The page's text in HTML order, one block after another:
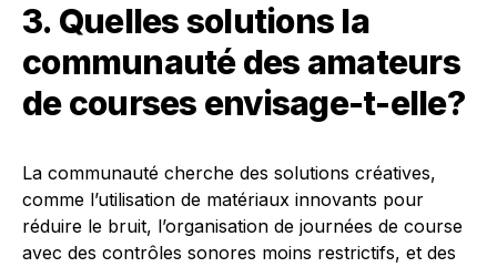
3. Quelles solutions la
communauté des amateurs
de courses envisage-t-elle?
La communauté cherche des solutions créatives,
comme l’utilisation de matériaux innovants pour
réduire le bruit, l’organisation de journées de course
avec des contrôles sonores moins restrictifs, et des